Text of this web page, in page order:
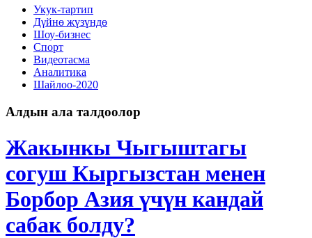
Укук-тартип
Дγйнө жүзүндө
Шоу-бизнес
Спорт
Видеотасма
Аналитика
Шайлоо-2020
Алдын ала талдоолор
Жакынкы Чыгыштагы
согуш Кыргызстан менен
Борбор Азия үчүн кандай
сабак болду?